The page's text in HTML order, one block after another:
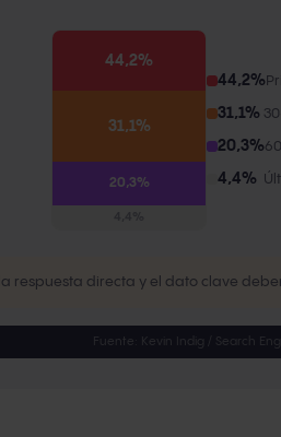
44,2%
31,1%
20,3%
44,2%
31,1%
20,3%
4,4%
la respuesta directa y el dato clave
Fuente: Kevin Indig / Search